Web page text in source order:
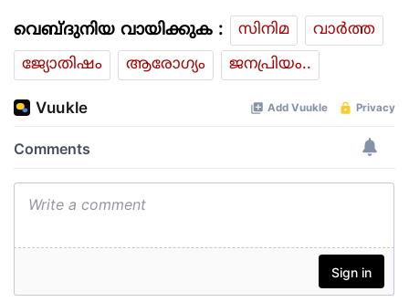
വെബ്ദുനിയ വായിക്കുക : സിനിമ
വാര്‍ത്ത
ജ്യോതിഷം
ആരോഗ്യം ജനപ്രിയം..